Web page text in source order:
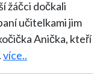
žáčci dočkali
učitelkami jim
Anička, kteří
více..